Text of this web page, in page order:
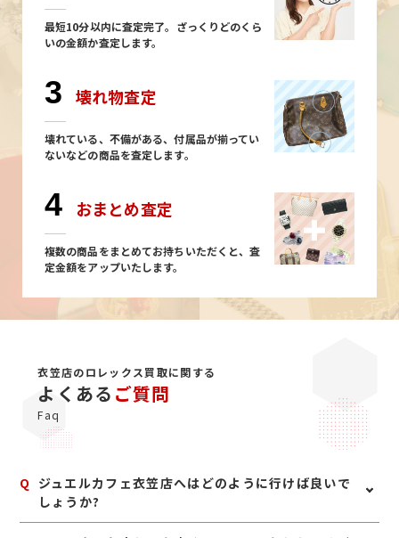
最短10分以内に査定完了。ざっくりどのくら
いの金額か査定します。
3 壊れ物査定
壊れている、不備がある、付属品が揃ってい
ないなどの商品を査定します。
4 おまとめ査定
複数の商品をまとめてお持ちいただくと、査
定金額をアップいたします。
衣笠店のロレックス買取に関する
よくある ご質問
Faq
Q ジュエルカフェ衣笠店へはどのように行けば良いで
しょうか?